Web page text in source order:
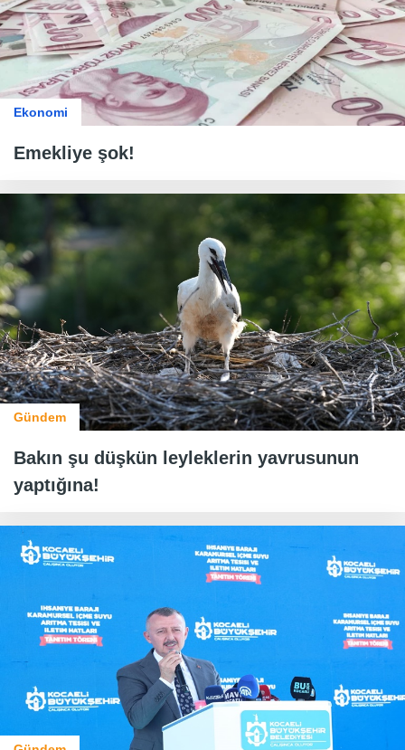
Ekonomi
Emekliye şok!
Gündem
Bakın şu düşkün leyleklerin yavrusunun
yaptığına!